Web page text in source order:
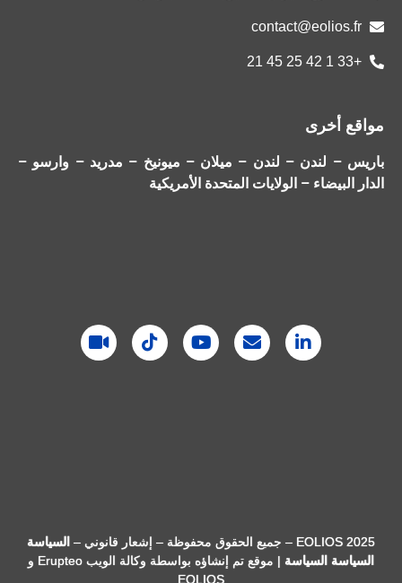
contact@eolios.fr
+33 1 42 25 45 21
مواقع أخرى
باريس – لندن – لندن – ميلان – ميونيخ – مدريد – وارسو –
الدار البيضاء – الولايات المتحدة الأمريكية
EOLIOS 2025 – جميع الحقوق محفوظة – إشعار قانوني –
السياسة
السياسة السياسة | موقع تم إنشاؤه بواسطة وكالة الويب Erupteo
و
EOLIOS